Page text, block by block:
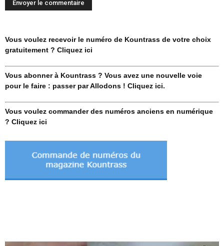
Vous voulez recevoir le numéro de Kountrass de votre choix
gratuitement ? Cliquez ici
Vous abonner à Kountrass ? Vous avez une nouvelle voie
pour le faire : passer par Allodons ! Cliquez ici.
Vous voulez commander des numéros anciens en numérique
? Cliquez ici